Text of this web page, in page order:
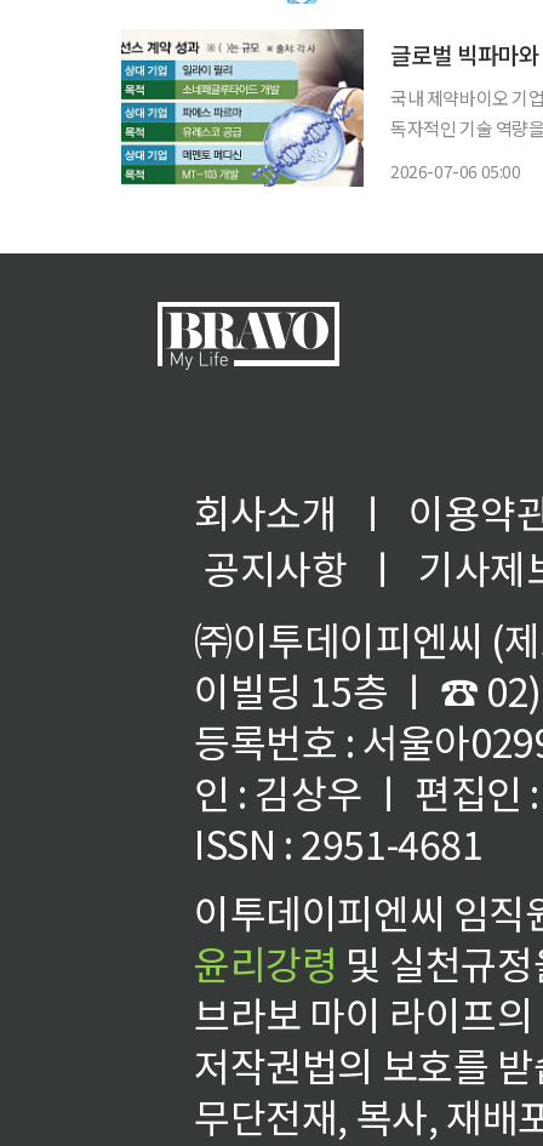
글로벌 빅파마
국내 제약바이오 기
독자적인 기술 역량
2026-07-06 05:00
회사소개 ㅣ
이용약
공지사항
ㅣ
기사제
㈜이투데이피엔씨 (
이빌딩 15층 ㅣ ☎
등록번호 : 서울아
인 : 김상우 ㅣ 편집인
ISSN : 2951-4681
이투데이피엔씨 임
윤리강령 및 실천규
브라보 마이 라이프
저작권법의 보호를
무단전재, 복사, 재배